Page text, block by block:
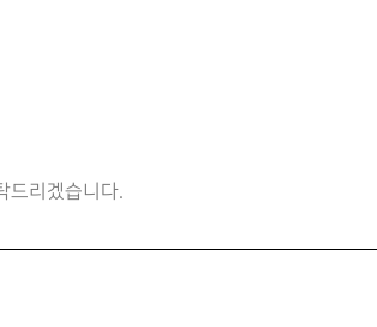
드리겠습니다.